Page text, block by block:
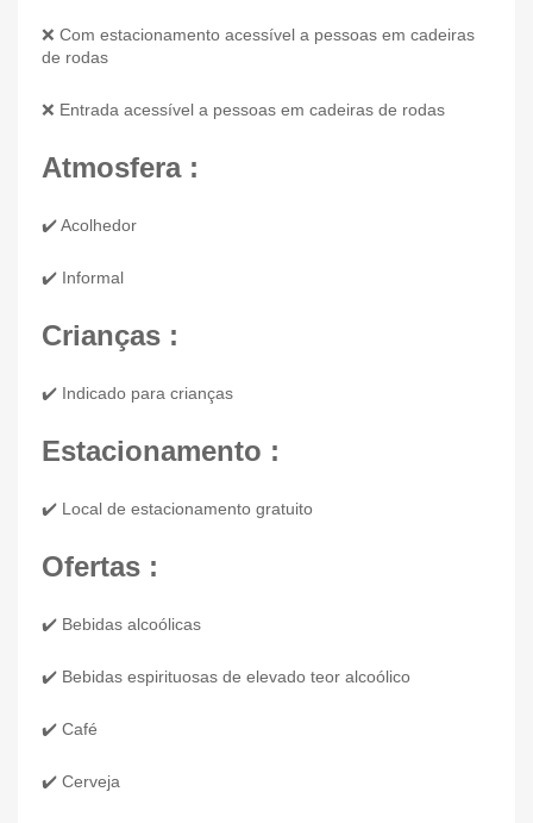
❌ Com estacionamento acessível a pessoas em cadeiras
de rodas
❌ Entrada acessível a pessoas em cadeiras de rodas
Atmosfera :
✔️ Acolhedor
✔️ Informal
Crianças :
✔️ Indicado para crianças
Estacionamento :
✔️ Local de estacionamento gratuito
Ofertas :
✔️ Bebidas alcoólicas
✔️ Bebidas espirituosas de elevado teor alcoólico
✔️ Café
✔️ Cerveja